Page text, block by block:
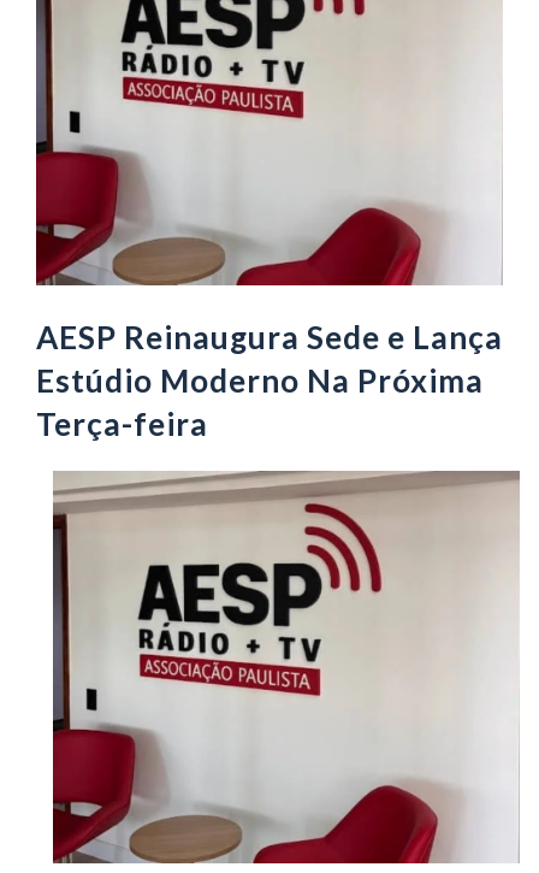
AESP Reinaugura Sede e Lança
Estúdio Moderno Na Próxima
Terça-feira